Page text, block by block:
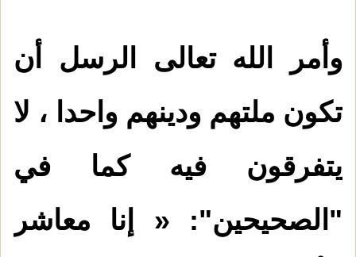
وأمر الله تعالى الرسل أن
تكون ملتهم ودينهم واحدا ، لا
يتفرقون فيه كما في
"الصحيحين": « إنا معاشر